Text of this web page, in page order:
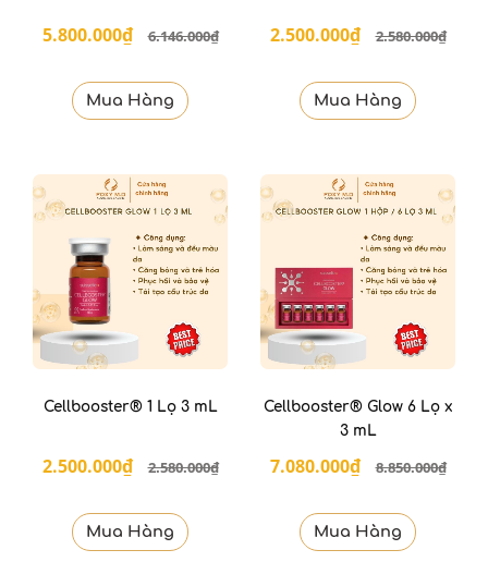
5.800.000₫ 6.146.000₫
Mua Hàng
2.500.000₫ 2.580.000₫
Mua Hàng
Cellbooster® 1 Lọ 3 mL
2.500.000₫ 2.580.000₫
Mua Hàng
Cellbooster® Glow 6 Lọ x
3 mL
7.080.000₫ 8.850.000₫
Mua Hàng